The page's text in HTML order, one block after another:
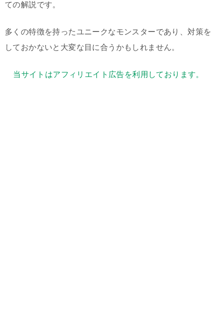
ての解説です。
多くの特徴を持ったユニークなモンスターであり、対策を
しておかないと大変な目に合うかもしれません。
当サイトはアフィリエイト広告を利用しております。